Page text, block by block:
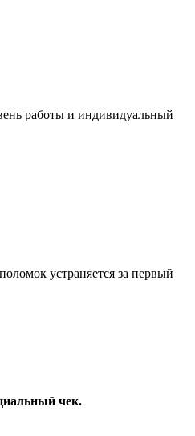
работы и индивидуальный
устраняется за первый
чек.